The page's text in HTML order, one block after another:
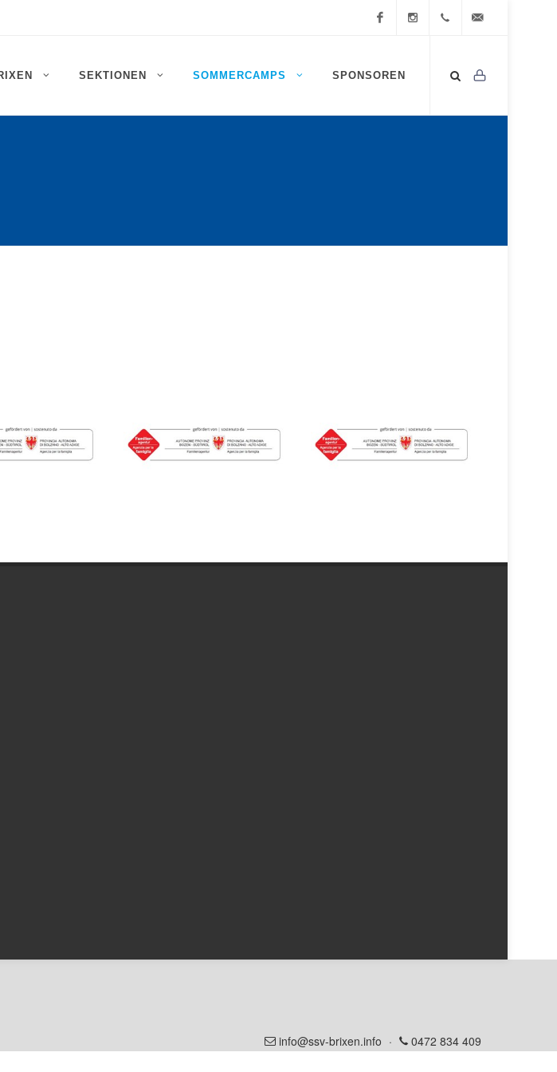
SEKTIONEN SOMMERCAMPS SPONSOREN
info@ssv-brixen.info · 0472 834 409